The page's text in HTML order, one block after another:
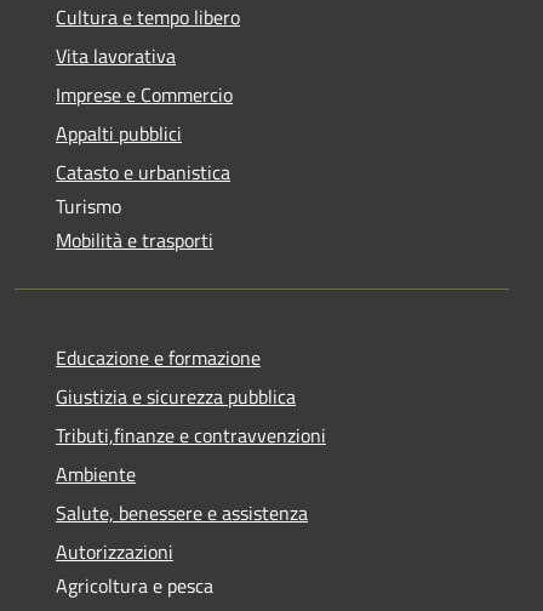
Cultura e tempo libero
Vita lavorativa
Imprese e Commercio
Appalti pubblici
Catasto e urbanistica
Turismo
Mobilità e trasporti
Educazione e formazione
Giustizia e sicurezza pubblica
Tributi,finanze e contravvenzioni
Ambiente
Salute, benessere e assistenza
Autorizzazioni
Agricoltura e pesca